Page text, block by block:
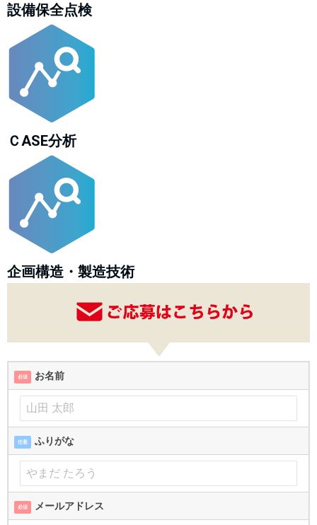
設備保全点検
ＣASE分析
企画構造・製造技術
必須 お名前
任意 ふりがな
必須 メールアドレス